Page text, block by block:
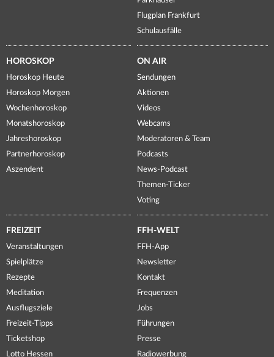
Flugplan Frankfurt
Schulausfälle
HOROSKOP
Horoskop Heute
Horoskop Morgen
Wochenhoroskop
Monatshoroskop
Jahreshoroskop
Partnerhoroskop
Aszendent
ON AIR
Sendungen
Aktionen
Videos
Webcams
Moderatoren & Team
Podcasts
News-Podcast
Themen-Ticker
Voting
FREIZEIT
Veranstaltungen
Spielplätze
Rezepte
Meditation
Ausflugsziele
Freizeit-Tipps
Ticketshop
Lotto Hessen
FFH-WELT
FFH-App
Newsletter
Kontakt
Frequenzen
Jobs
Führungen
Presse
Radiowerbung